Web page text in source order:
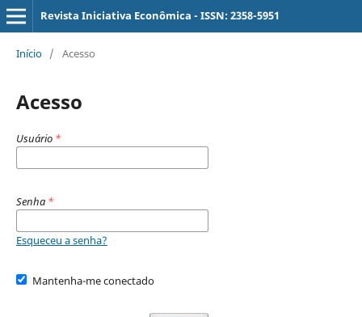
Revista Iniciativa Econômica - ISSN: 2358-5951
Início / Acesso
Acesso
Usuário *
Senha *
Esqueceu a senha?
Mantenha-me conectado